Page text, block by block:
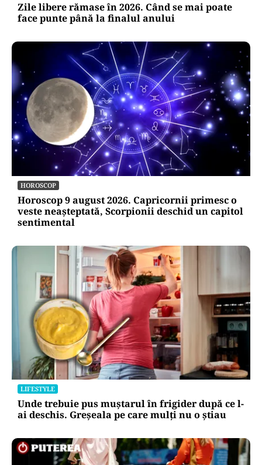
Zile libere rămase în 2026. Când se mai poate
face punte până la finalul anului
HOROSCOP
Horoscop 9 august 2026. Capricornii primesc o
veste neașteptată, Scorpionii deschid un capitol
sentimental
LIFESTYLE
Unde trebuie pus muștarul în frigider după ce l-
ai deschis. Greșeala pe care mulți nu o știau